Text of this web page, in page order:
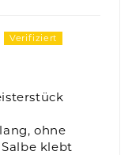
ohne
klebt